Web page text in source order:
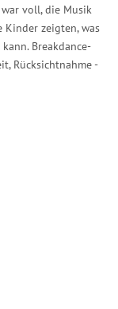
voll, die Musik
zeigten, was
Breakdance-
Rücksichtnahme -